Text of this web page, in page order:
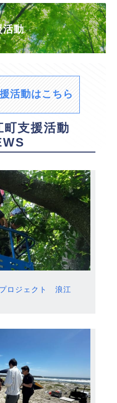
活動
活動はこちら
町支援活動
ロジェクト 浪江